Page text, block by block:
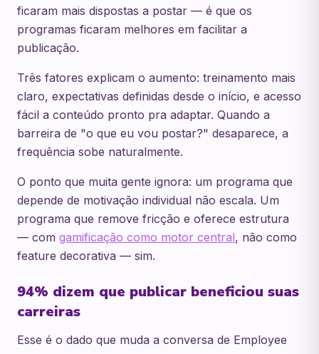
ficaram mais dispostas a postar — é que os
programas ficaram melhores em facilitar a
publicação.
Três fatores explicam o aumento: treinamento mais
claro, expectativas definidas desde o início, e acesso
fácil a conteúdo pronto pra adaptar. Quando a
barreira de "o que eu vou postar?" desaparece, a
frequência sobe naturalmente.
O ponto que muita gente ignora: um programa que
depende de motivação individual não escala. Um
programa que remove fricção e oferece estrutura
— com gamificação como motor central, não como
feature decorativa — sim.
94% dizem que publicar beneficiou suas
carreiras
Esse é o dado que muda a conversa de Employee